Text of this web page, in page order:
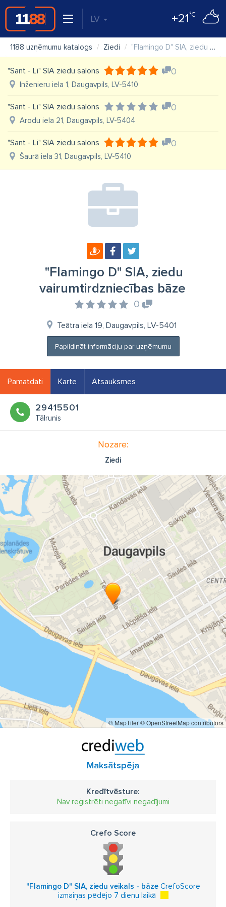
LV +21°C
1188 uzņēmumu katalogs Ziedi "Flamingo D" SIA, ziedu vairumtirdzniecības bāze
"Sant - Li" SIA ziedu salons 0
Inženieru iela 1, Daugavpils, LV-5410
"Sant - Li" SIA ziedu salons 0
Arodu iela 21, Daugavpils, LV-5404
"Sant - Li" SIA ziedu salons 0
Šaurā iela 31, Daugavpils, LV-5410
"Flamingo D" SIA, ziedu
vairumtirdzniecības bāze
0
Teātra iela 19, Daugavpils, LV-5401
Papildināt informāciju par uzņēmumu
Pamatdati Karte Atsauksmes
29415501
Tālrunis
Nozare:
Ziedi
© MapTiler© OpenStreetMap contributors
Maksātspēja
Kredītvēsture:
Nav reģistrēti negatīvi negadījumi
Crefo Score
"Flamingo D" SIA, ziedu veikals - bāzeCrefoScore
izmaiņas pēdējo 7 dienu laikā